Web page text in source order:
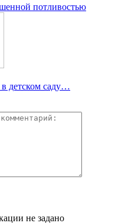
потливостью
в детском саду…